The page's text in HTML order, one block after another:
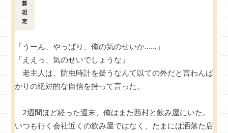
「うーん、やっぱり、俺の気のせいか……」
「ええっ、気のせいでしょうな」
老主人は、防虫時計を疑うなんて以ての外だと言わんば
かりの絶対的な自信を持って言った。
2週間ほど経った週末、俺はまた西村と飲み屋にいた。
いつも行く会社近くの飲み屋ではなく、たまには洒落た店